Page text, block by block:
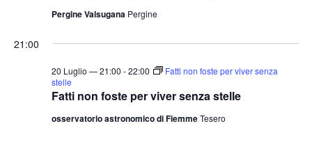
Pergine Valsugana Pergine
21:00
Fatti non foste per viver senza stelle
20 Luglio — 21:00 -22:00
Fatti non foste per viver senza
stelle
osservatorio astronomico di FiemmeTesero